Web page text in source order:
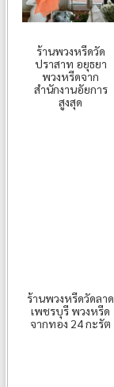
ร้านพวงหรีดวัด
ปราสาท อยุธยา
พวงหรีดจาก
สำนักงานอัยการ
สูงสุด
ร้านพวงหรีดวัดลาด
เพชรบุรี พวงหรีด
จากทอง 24 กะรัต